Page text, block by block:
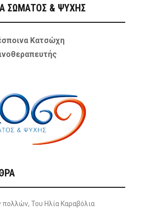
ΣΩΜΑΤΟΣ & ΨΥΧΗΣ
Κατσώχη
Του Ηλία Καραβόλια